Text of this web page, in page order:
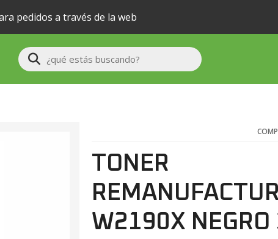
pedidos a través de la web
Buscar
TONER
W2190X NEGRO